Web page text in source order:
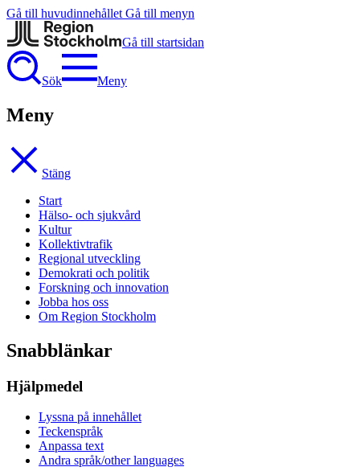
Gå till huvudinnehållet Gå till menyn
Gå till startsidan
Sök Meny
Meny
Stäng
Start
Hälso- och sjukvård
Kultur
Kollektivtrafik
Regional utveckling
Demokrati och politik
Forskning och innovation
Jobba hos oss
Om Region Stockholm
Snabblänkar
Hjälpmedel
Lyssna på innehållet
Teckenspråk
Anpassa text
Andra språk/other languages